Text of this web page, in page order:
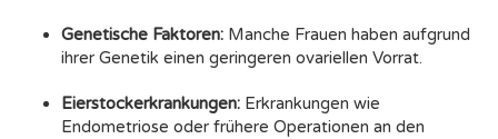
Genetische Faktoren: Manche Frauen haben aufgrund
ihrer Genetik einen geringeren ovariellen Vorrat.
Eierstockerkrankungen: Erkrankungen wie
Endometriose oder frühere Operationen an den